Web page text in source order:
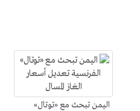
اليمن تبحث مع «توتال»